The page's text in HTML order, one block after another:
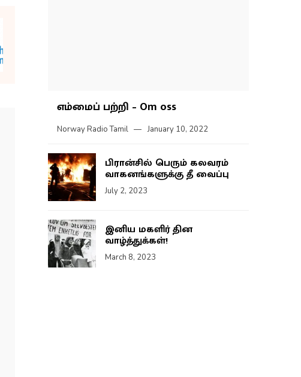
எம்மைப் பற்றி – Om oss
Norway Radio Tamil January 10, 2022
பிரான்சில் பெரும் கலவரம்
வாகனங்களுக்கு தீ வைப்பு
July 2, 2023
இனிய மகளிர் தின
வாழ்த்துக்கள்!
March 8, 2023